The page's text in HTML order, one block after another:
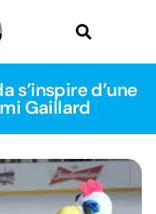
s’inspire d’une
Gaillard